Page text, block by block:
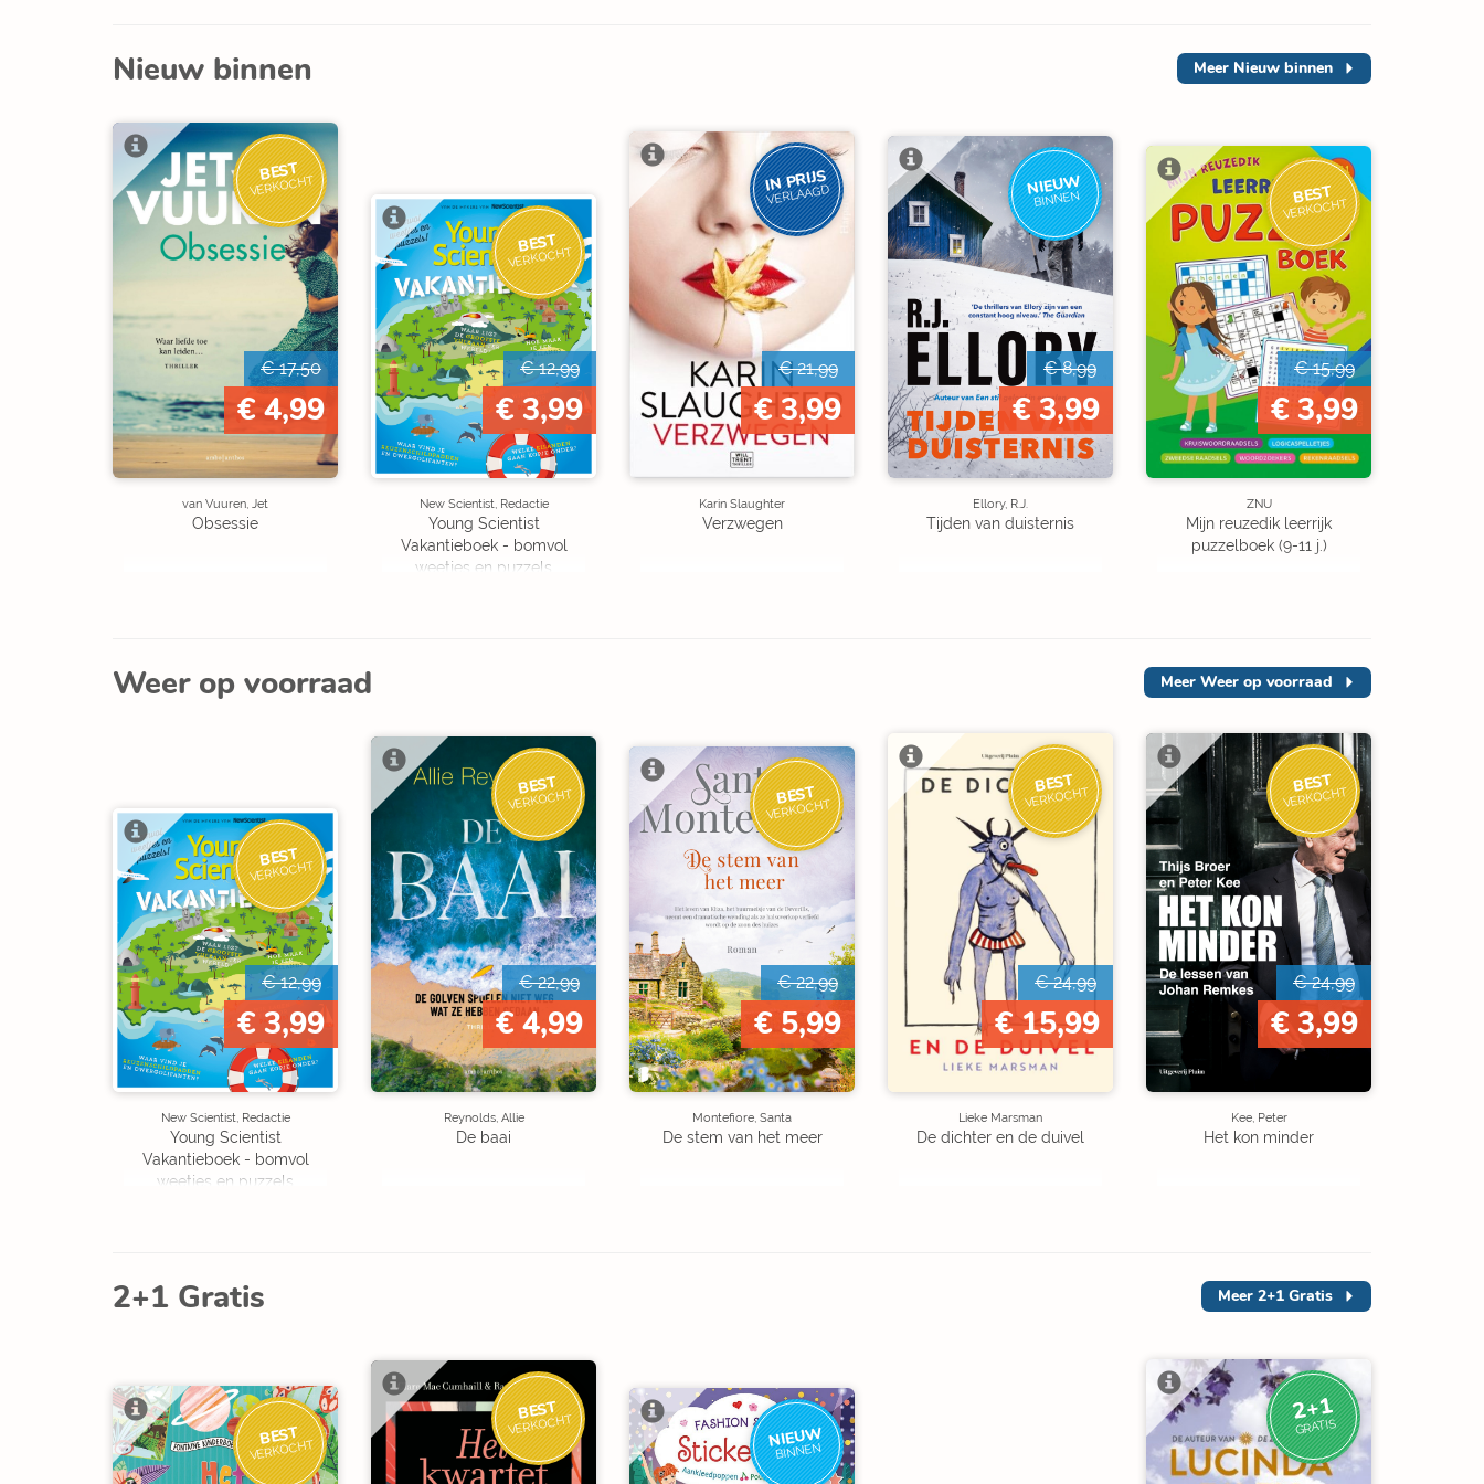
Nieuw binnen Meer Nieuw binnen
BEST
VERKOCHT
€ 17,50
€ 4,99
van Vuuren, Jet
Obsessie
BEST
VERKOCHT
€ 12,99
€ 3,99
New Scientist, Redactie
Young Scientist
Vakantieboek - bomvol
weetjes en puzzels
IN PRIJS
VERLAAGD
€ 21,99
€ 3,99
Karin Slaughter
Verzwegen
NIEUW
BINNEN
€ 8,99
€ 3,99
Ellory, R.J.
Tijden van duisternis
BEST
VERKOCHT
€ 15,99
€ 3,99
ZNU
Mijn reuzedik leerrijk
puzzelboek (9-11 j.)
Weer op voorraad Meer Weer op voorraad
BEST
VERKOCHT
€ 12,99
€ 3,99
New Scientist, Redactie
Young Scientist
Vakantieboek - bomvol
weetjes en puzzels
BEST
VERKOCHT
€ 22,99
€ 4,99
Reynolds, Allie
De baai
BEST
VERKOCHT
€ 22,99
€ 5,99
Montefiore, Santa
De stem van het meer
BEST
VERKOCHT
€ 24,99
€ 15,99
Lieke Marsman
De dichter en de duivel
BEST
VERKOCHT
€ 24,99
€ 3,99
Kee, Peter
Het kon minder
2+1 Gratis Meer 2+1 Gratis
BEST
VERKOCHT
BEST
VERKOCHT NIEUW
BINNEN
2+1
GRATIS